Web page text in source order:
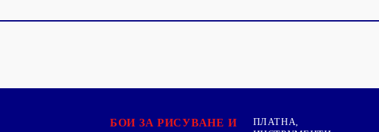
БОИ ЗА РИСУВАНЕ И
ПЛАТНА,